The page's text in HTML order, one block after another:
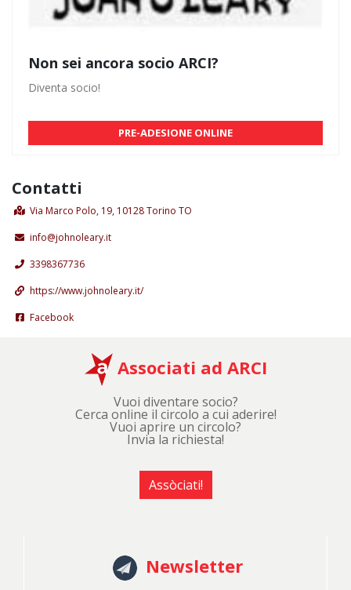
Non sei ancora socio ARCI?
Diventa socio!
PRE-ADESIONE ONLINE
Contatti
Via Marco Polo, 19, 10128 Torino TO
info@johnoleary.it
3398367736
https://www.johnoleary.it/
Facebook
Associati ad ARCI
Vuoi diventare socio?
Cerca online il circolo a cui aderire!
Vuoi aprire un circolo?
Invia la richiesta!
Assòciati!
Newsletter